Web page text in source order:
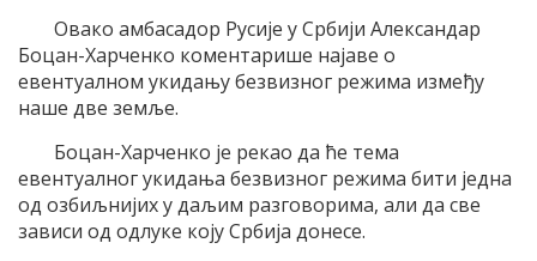
Овако амбасадор Русије у Србији Александар
Боцан-Харченко коментарише најаве о
евентуалном укидању безвизног режима између
наше две земље.
Боцан-Харченко је рекао да ће тема
евентуалног укидања безвизног режима бити једна
од озбиљнијих у даљим разговорима, али да све
зависи од одлуке коју Србија донесе.